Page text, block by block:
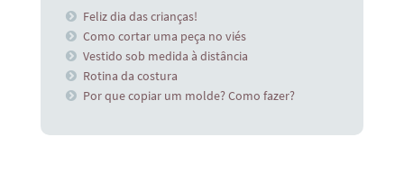
Feliz dia das crianças!
Como cortar uma peça no viés
Vestido sob medida à distância
Rotina da costura
Por que copiar um molde? Como fazer?